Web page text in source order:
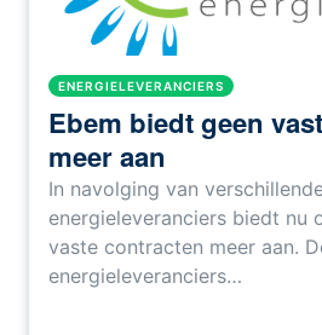
ENERGIELEVERANCIERS
Ebem biedt geen
meer aan
In navolging van
energieleveranciers biedt nu
vaste contracten meer aan.
energieleveranciers…